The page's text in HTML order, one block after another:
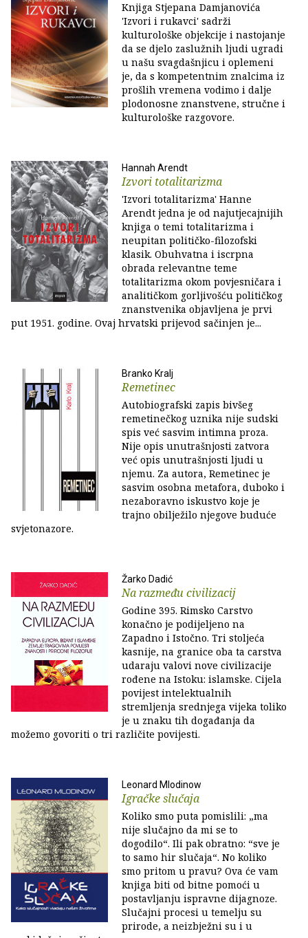
Knjiga Stjepana Damjanovića
'Izvori i rukavci' sadrži
kulturološke objekcije i nastojanje
da se djelo zaslužnih ljudi ugradi
u našu svagdašnjicu i oplemeni
je, da s kompetentnim znalcima iz
prošlih vremena vodimo i dalje
plodonosne znanstvene, stručne i
kulturološke razgovore.
Hannah Arendt
Izvori totalitarizma
'Izvori totalitarizma' Hanne
Arendt jedna je od najutjecajnijih
knjiga o temi totalitarizma i
neupitan političko-filozofski
klasik. Obuhvatna i iscrpna
obrada relevantne teme
totalitarizma okom povjesničara i
analitičkom gorljivošću političkog
znanstvenika objavljena je prvi
put 1951. godine. Ovaj hrvatski prijevod sačinjen je...
Branko Kralj
Remetinec
Autobiografski zapis bivšeg
remetinečkog uznika nije sudski
spis već sasvim intimna proza.
Nije opis unutrašnjosti zatvora
već opis unutrašnjosti ljudi u
njemu. Za autora, Remetinec je
sasvim osobna metafora, duboko i
nezaboravno iskustvo koje je
trajno obilježilo njegove buduće
svjetonazore.
Žarko Dadić
Na razmeđu civilizacij
Godine 395. Rimsko Carstvo
konačno je podijeljeno na
Zapadno i Istočno. Tri stoljeća
kasnije, na granice oba ta carstva
udaraju valovi nove civilizacije
rođene na Istoku: islamske. Cijela
povijest intelektualnih
stremljenja srednjega vijeka toliko
je u znaku tih događanja da
možemo govoriti o tri različite povijesti.
Leonard Mlodinow
Igračke slučaja
Koliko smo puta pomislili: „ma
nije slučajno da mi se to
dogodilo“. Ili pak obratno: “sve je
to samo hir slučaja“. No koliko
smo pritom u pravu? Ova će vam
knjiga biti od bitne pomoći u
postavljanju ispravne dijagnoze.
Slučajni procesi u temelju su
prirode, a neizbježni su i u